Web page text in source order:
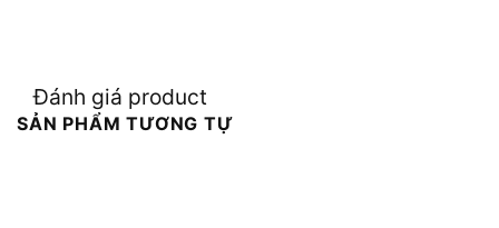
Đánh giá product
SẢN PHẨM TƯƠNG TỰ